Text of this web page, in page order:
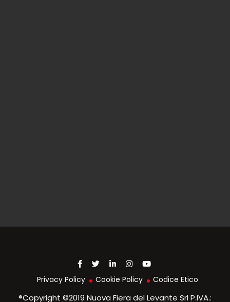
®Copyright ©2019 Nuova Fiera del Levante Srl P.IVA.:
Privacy Policy Cookie Policy Codice Etico